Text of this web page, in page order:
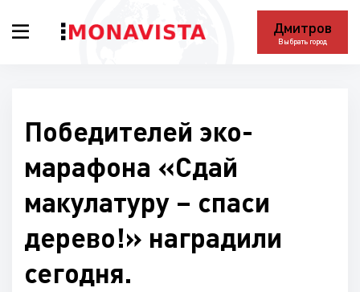
Дмитров
Выбрать город
Победителей эко-
марафона «Сдай
макулатуру – спаси
дерево!» наградили
сегодня.